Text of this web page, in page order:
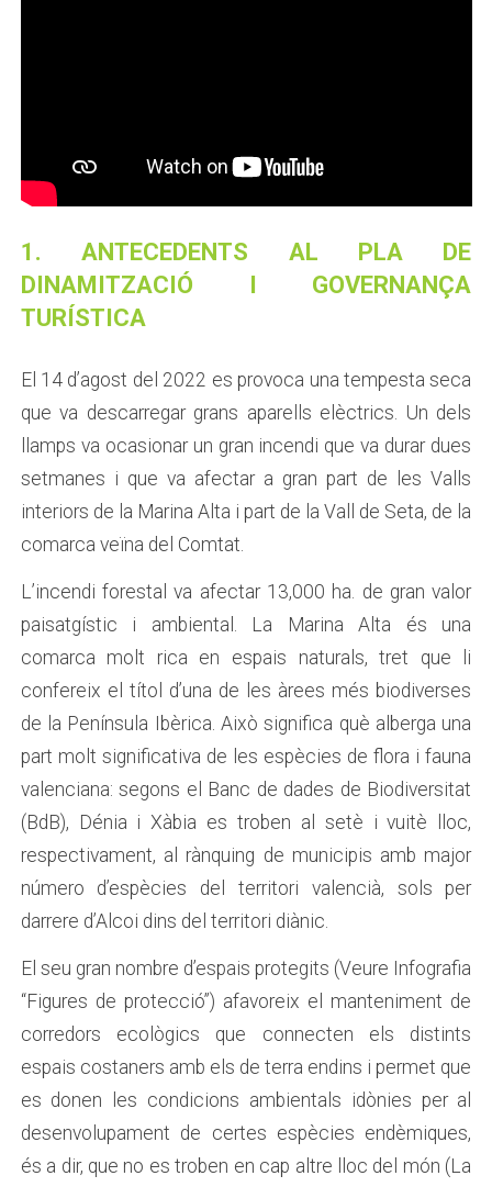
1. ANTECEDENTS AL PLA DE
DINAMITZACIÓ I GOVERNANÇA
TURÍSTICA
El 14 d’agost del 2022 es provoca una tempesta seca
que va descarregar grans aparells elèctrics. Un dels
llamps va ocasionar un gran incendi que va durar dues
setmanes i que va afectar a gran part de les Valls
interiors de la Marina Alta i part de la Vall de Seta, de la
comarca veïna del Comtat.
L’incendi forestal va afectar 13,000 ha. de gran valor
paisatgístic i ambiental. La Marina Alta és una
comarca molt rica en espais naturals, tret que li
confereix el títol d’una de les àrees més biodiverses
de la Península Ibèrica. Això significa què alberga una
part molt significativa de les espècies de flora i fauna
valenciana: segons el Banc de dades de Biodiversitat
(BdB), Dénia i Xàbia es troben al setè i vuitè lloc,
respectivament, al rànquing de municipis amb major
número d’espècies del territori valencià, sols per
darrere d’Alcoi dins del territori diànic.
El seu gran nombre d’espais protegits (Veure Infografia
“Figures de protecció”) afavoreix el manteniment de
corredors ecològics que connecten els distints
espais costaners amb els de terra endins i permet que
es donen les condicions ambientals idònies per al
desenvolupament de certes espècies endèmiques,
és a dir, que no es troben en cap altre lloc del món (La